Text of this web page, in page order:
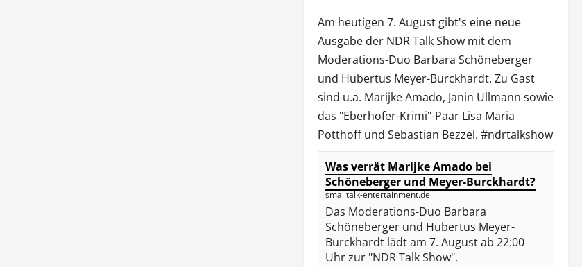
Am heutigen 7. August gibt's eine neue
Ausgabe der NDR Talk Showmit dem
Moderations-Duo Barbara Schöneberger
und Hubertus Meyer-Burckhardt. Zu Gast
sind u.a. Marijke Amado, Janin Ullmann sowie
das "Eberhofer-Krimi"-Paar Lisa Maria
Potthoff und Sebastian Bezzel. #ndrtalkshow
Was verrät Marijke Amado bei
Schöneberger und Meyer-Burckhardt?
smalltalk-entertainment.de
Das Moderations-Duo Barbara
Schöneberger und Hubertus Meyer-
Burckhardt lädt am 7. August ab 22:00
Uhr zur "NDR Talk Show".